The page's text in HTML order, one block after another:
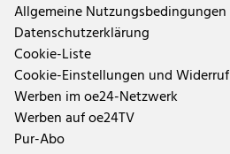
Allgemeine Nutzungsbedingungen
Datenschutzerklärung
Cookie-Liste
Cookie-Einstellungen und Widerruf
Werben im oe24-Netzwerk
Werben auf oe24TV
Pur-Abo